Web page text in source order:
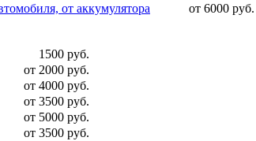
от аккумулятора
от 6000 руб.
1500 руб.
от 2000 руб.
от 4000 руб.
от 3500 руб.
от 5000 руб.
от 3500 руб.